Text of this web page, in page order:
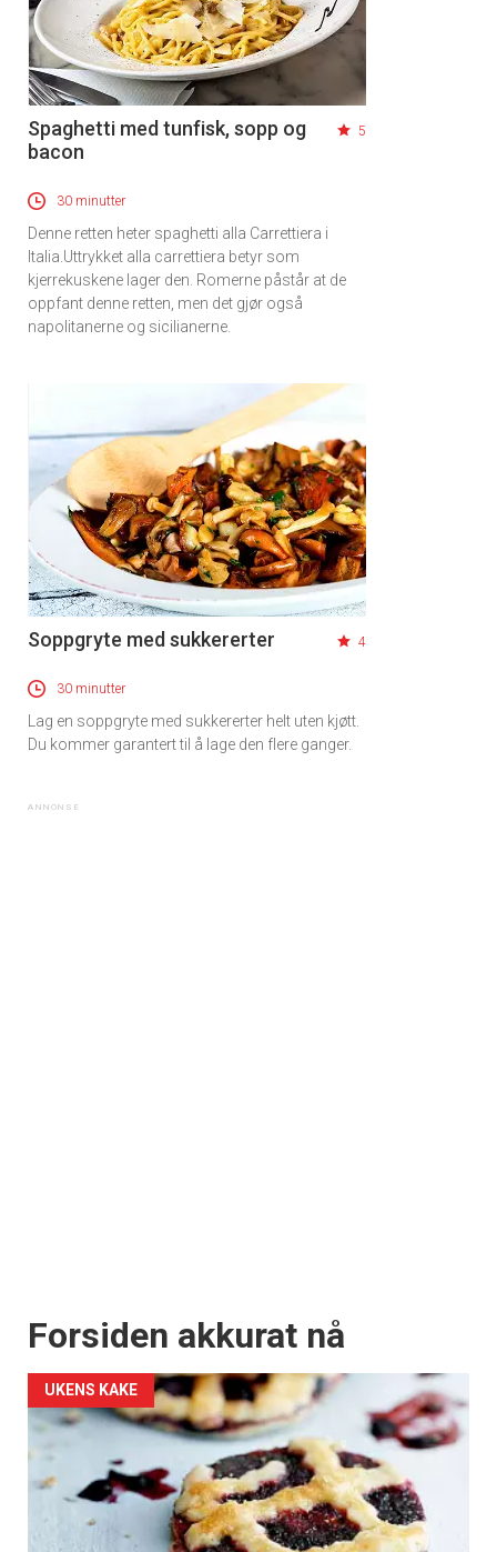
Spaghetti med tunfisk, sopp og
bacon
5
30 minutter
Denne retten heter spaghetti alla Carrettiera i
Italia.Uttrykket alla carrettiera betyr som
kjerrekuskene lager den. Romerne påstår at de
oppfant denne retten, men det gjør også
napolitanerne og sicilianerne.
Soppgryte med sukkererter 4
30 minutter
Lag en soppgryte med sukkererter helt uten kjøtt.
Du kommer garantert til å lage den flere ganger.
Forsiden akkurat nå
UKENS KAKE